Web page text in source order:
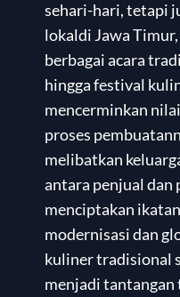
sehari-hari, tetapi
lokaldi Jawa
berbagai acara
hingga festival
mencerminkan
proses
melibatkan
antara penjual dan
menciptakan
modernisasi dan
kuliner tradisional
menjadi